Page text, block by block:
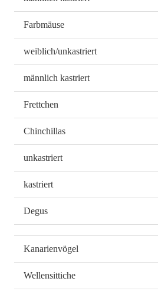
Farbmäuse
weiblich/unkastriert
männlich kastriert
Frettchen
Chinchillas
unkastriert
kastriert
Degus
Kanarienvögel
Wellensittiche